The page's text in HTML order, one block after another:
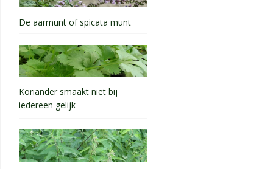
De aarmunt of spicata munt
Koriander smaakt niet bij
iedereen gelijk